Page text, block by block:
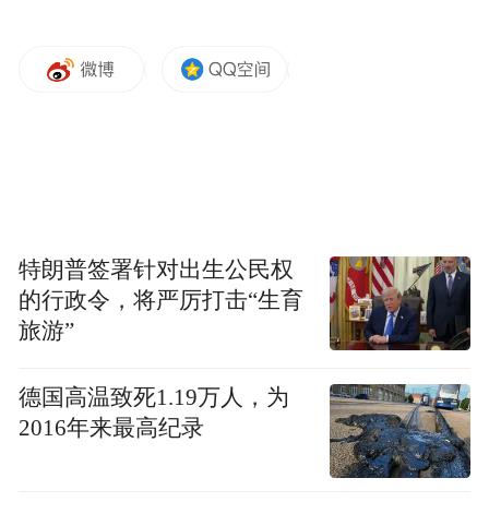
特朗普签署针对出生公民权
的行政令，将严厉打击“生育
旅游”
德国高温致死1.19万人，为
2016年来最高纪录